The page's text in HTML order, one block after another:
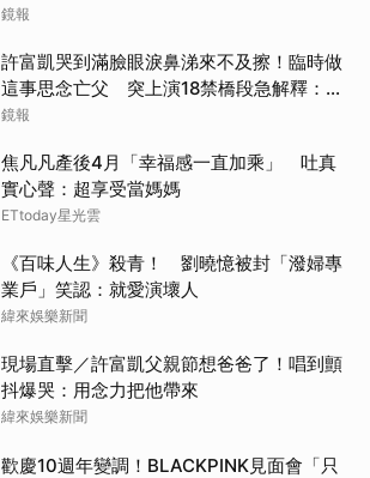
鏡報
許富凱哭到滿臉眼淚鼻涕來不及擦！臨時做
這事思念亡父 突上演18禁橋段急解釋：這
是放煙火
鏡報
焦凡凡產後4月「幸福感一直加乘」 吐真
實心聲：超享受當媽媽
ETtoday星光雲
《百味人生》殺青！ 劉曉憶被封「潑婦專
業戶」笑認：就愛演壞人
緯來娛樂新聞
現場直擊／許富凱父親節想爸爸了！唱到顫
抖爆哭：用念力把他帶來
緯來娛樂新聞
歡慶10週年變調！BLACKPINK見面會「只